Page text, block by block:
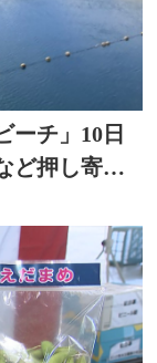
ーチ」10日
ど押し寄せ